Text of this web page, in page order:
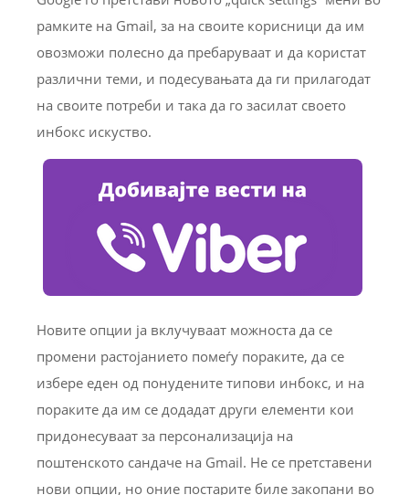
рамките на Gmail, за на своите корисници да им
овозможи полесно да пребаруваат и да користат
различни теми, и подесувањата да ги прилагодат
на своите потреби и така да го засилат своето
инбокс искуство.
Новите опции ја вклучуваат можноста да се
промени растојанието помеѓу пораките, да се
избере еден од понудените типови инбокс, и на
пораките да им се додадат други елементи кои
придонесуваат за персонализација на
поштенското сандаче на Gmail. Не се претставени
нови опции, но оние постарите биле закопани во